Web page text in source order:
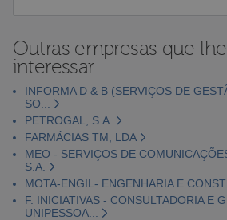
Outras empresas que
interessar
INFORMA D & B (SERVIÇOS DE
SO...
PETROGAL, S.A.
FARMÁCIAS TM, LDA
MEO - SERVIÇOS DE
S.A.
MOTA-ENGIL- ENGENHARIA E
F. INICIATIVAS - CONSULTADORIA E
UNIPESSOA...